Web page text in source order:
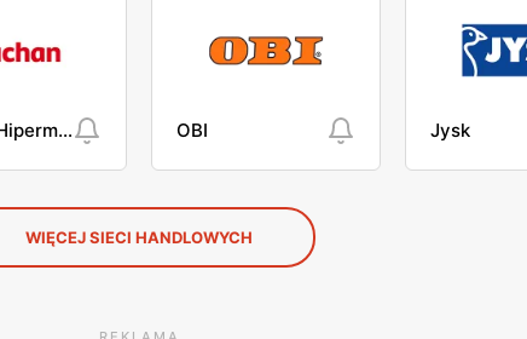
Auchan Hipermarket OBI Jysk
WIĘCEJ SIECI HANDLOWYCH